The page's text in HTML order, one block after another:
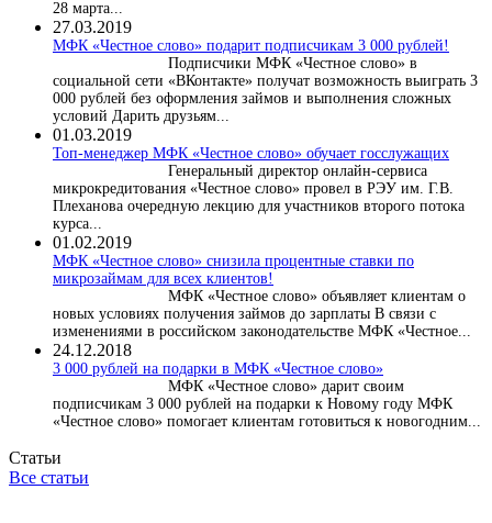
28 марта...
27.03.2019
МФК «Честное слово» подарит подписчикам 3 000 рублей!
Подписчики МФК «Честное слово» в
социальной сети «ВКонтакте» получат возможность выиграть 3
000 рублей без оформления займов и выполнения сложных
условий Дарить друзьям...
01.03.2019
Топ-менеджер МФК «Честное слово» обучает госслужащих
Генеральный директор онлайн-сервиса
микрокредитования «Честное слово» провел в РЭУ им. Г.В.
Плеханова очередную лекцию для участников второго потока
курса...
01.02.2019
МФК «Честное слово» снизила процентные ставки по
микрозаймам для всех клиентов!
МФК «Честное слово» объявляет клиентам о
новых условиях получения займов до зарплаты В связи с
изменениями в российском законодательстве МФК «Честное...
24.12.2018
3 000 рублей на подарки в МФК «Честное слово»
МФК «Честное слово» дарит своим
подписчикам 3 000 рублей на подарки к Новому году МФК
«Честное слово» помогает клиентам готовиться к новогодним...
Статьи
Все статьи